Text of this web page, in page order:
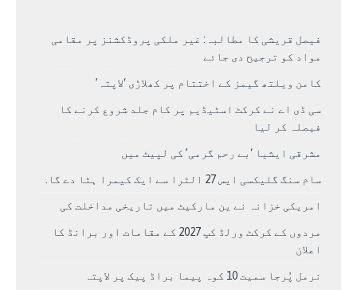
فیصل قریشی کا مطالبہ: غیر ملکی پروڈکشنز پر مقامی
مواد کو ترجیح دی جائے
کامن ویلتھ گیمز کے اختتام پر کھلاڑی ‘لاپتہ’
سی ڈی اے نے کرکٹ اسٹیڈیم پر کام جلد شروع کرنے کا
فیصلہ کر لیا
مشرقی ایشیا ‘بے رحم گرمی’ کی لپیٹ میں
سام سنگ گلیکسی ایس 27 الٹرا سے ایک کیمرا ہٹا دے گا.
امریکی خزانہ نے ین مارکیٹ میں تاریخی مداخلت کی
مردوں کے کرکٹ ورلڈ کپ 2027 کے مقامات اور برانڈ کا
اعلان
نرمل پُرجا سمیت 10 کوہ پیما براڈ پیک پر لاپتہ